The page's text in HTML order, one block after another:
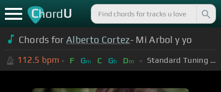
ChordU
Chords for Alberto Cortez- Mi Arbol y yo
112.5 bpm F Gm C Gb Dm Standard Tuning (EADGBE)